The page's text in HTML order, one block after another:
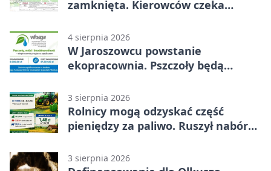
zamknięta. Kierowców czeka
4 sierpnia 2026
W Jaroszowcu powstanie
ekopracownia. Pszczoły będą
3 sierpnia 2026
Rolnicy mogą odzyskać część
pieniędzy za paliwo. Ruszył nabór
3 sierpnia 2026